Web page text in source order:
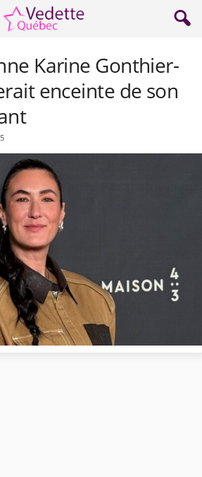
Karine Gonthier-
enceinte de son